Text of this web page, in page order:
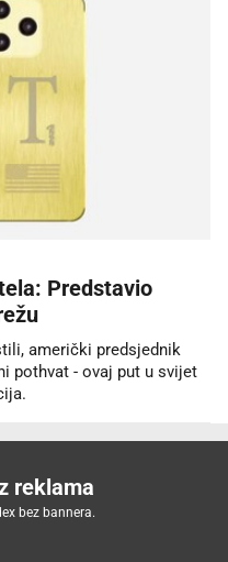
Predstavio
američki predsjednik
pothvat - ovaj put u svijet
reklama
bez bannera.